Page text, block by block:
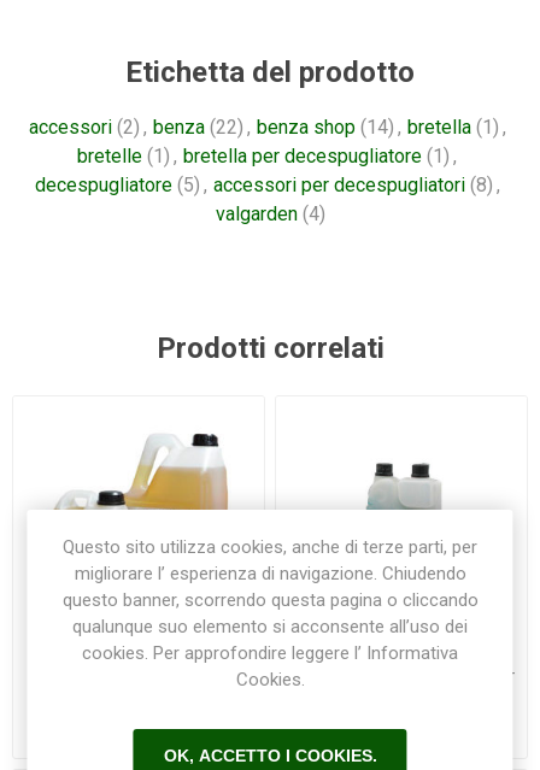
Etichetta del prodotto
accessori (2) , benza (22) , benza shop (14) , bretella (1) ,
bretelle (1) , bretella per decespugliatore (1) ,
decespugliatore (5) , accessori per decespugliatori (8) ,
valgarden (4)
Prodotti correlati
Olio per catene ECHO 2 litri
€18,00
Olio sintetico lubrificante per
€16,50
Questo sito utilizza cookies, anche di terze parti, per
migliorare l’ esperienza di navigazione. Chiudendo
questo banner, scorrendo questa pagina o cliccando
qualunque suo elemento si acconsente all’uso dei
cookies. Per approfondire leggere l’ Informativa
Cookies.
OK, ACCETTO I COOKIES.